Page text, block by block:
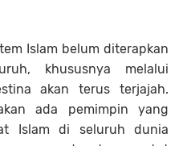
Islam belum diterapkan
khususnya melalui
akan terus terjajah.
ada pemimpin yang
Islam di seluruh dunia